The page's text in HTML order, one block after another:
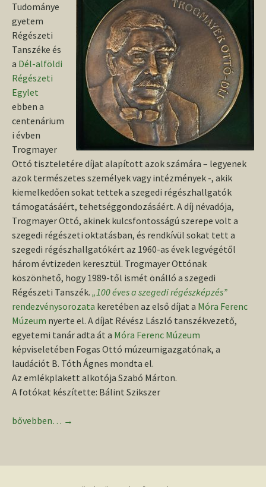
Tudománye
gyetem
Régészeti
Tanszéke és
a Dél-alföldi
Régészeti
Egylet
ebben a
centenárium
i évben
Trogmayer
Ottó tiszteletére díjat alapított azok számára – legyenek
azok természetes személyek vagy intézmények -, akik
kiemelkedően sokat tettek a szegedi régészhallgatók
támogatásáért, tehetséggondozásáért. A díj névadója,
Trogmayer Ottó, akinek kulcsfontosságú szerepe volt a
szegedi régészeti oktatásban, és rendkívül sokat tett a
szegedi régészhallgatókért az 1960-as évek legvégétől
három évtizeden keresztül. Trogmayer Ottónak
köszönhető, hogy 1989-től ismét önálló a szegedi
Régészeti Tanszék. „100 éves a szegedi régészképzés”
rendezvénysorozata keretében az első díjat a Móra Ferenc
Múzeum nyerte el. A díjat Révész László tanszékvezető,
egyetemi tanár adta át a Móra Ferenc Múzeum
képviseletében Fogas Ottó múzeumigazgatónak, a
laudációt B. Tóth Ágnes mondta el.
Az emlékplakett alkotója Szabó Márton.
A fotókat készítette: Bálint Szikszer
Trogmayer Ottó-díj
bővebben… →